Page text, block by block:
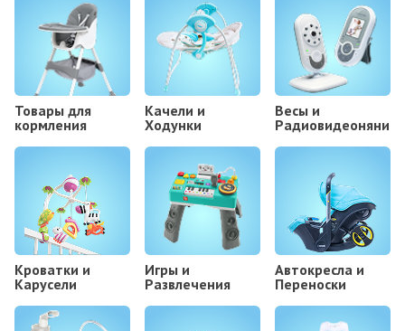
Товары для
кормления
Kачели и
Ходунки
Весы и
Радиовидеоняни
Кроватки и
Карусели
Игры и
Развлечения
Автокресла и
Переноски